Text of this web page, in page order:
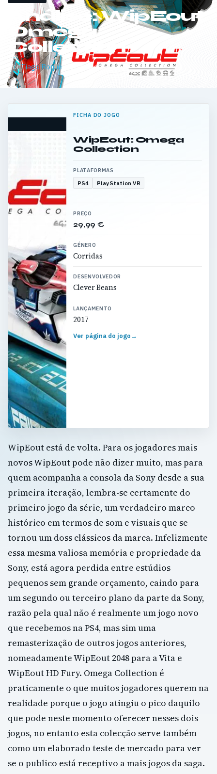
Análise: WipEout
Omega
Collection
PorTiago Roque Novembro 18, 2017
FICHA DO JOGO
WipEout: Omega
Collection
PLATAFORMAS
PS4 PlayStation VR
PREÇO
29,99 €
GÉNERO
Corridas
DESENVOLVEDOR
Clever Beans
LANÇAMENTO
2017
Ver página do jogo→
WipEout está de volta. Para os jogadores mais
novos WipEout pode não dizer muito, mas para
quem acompanha a consola da Sony desde a sua
primeira iteração, lembra-se certamente do
primeiro jogo da série, um verdadeiro marco
histórico em termos de som e visuais que se
tornou um doss clássicos da marca. Infelizmente
essa mesma valiosa memória e propriedade da
Sony, está agora perdida entre estúdios
pequenos sem grande orçamento, caindo para
um segundo ou terceiro plano da parte da Sony,
razão pela qual não é realmente um jogo novo
que recebemos na PS4, mas sim uma
remasterização de outros jogos anteriores,
nomeadamente WipEout 2048 para a Vita e
WipEout HD Fury. Omega Collection é
praticamente o que muitos jogadores querem na
realidade porque o jogo atingiu o pico daquilo
que pode neste momento oferecer nesses dois
jogos, no entanto esta colecção serve também
como um elaborado teste de mercado para ver
se o publico está receptivo a mais jogos da saga.